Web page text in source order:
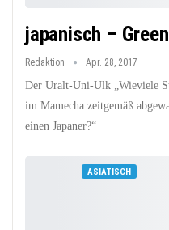
japanisch –
Redaktion Apr. 28, 2017
Der Uralt-Uni-Ulk „Wieviele
im Mamecha zeitgemäß
einen Japaner?“
ASIATISCH